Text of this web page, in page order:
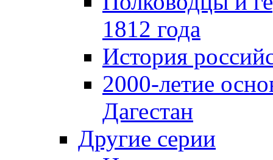
1812 года
История
2000-летие
Дагестан
Другие серии